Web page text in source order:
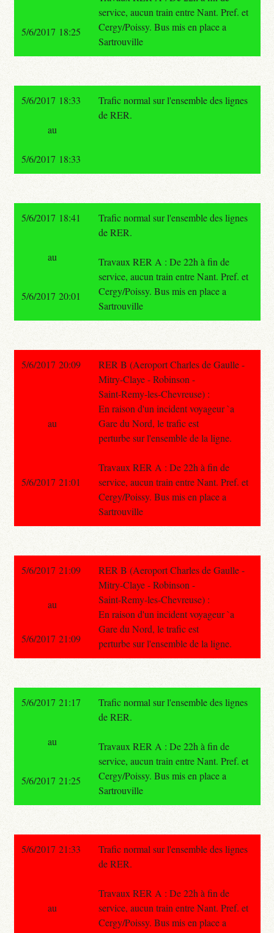
service, aucun train entre Nant. Pref. et
Cergy/Poissy. Bus mis en place a
Sartrouville
5/6/2017 18:25
5/6/2017 18:33
Trafic normal sur l'ensemble des lignes
de RER.
au
5/6/2017 18:33
5/6/2017 18:41
Trafic normal sur l'ensemble des lignes
de RER.
Travaux RER A : De 22h à fin de
service, aucun train entre Nant. Pref. et
Cergy/Poissy. Bus mis en place a
Sartrouville
au
5/6/2017 20:01
5/6/2017 20:09
RER B (Aeroport Charles de Gaulle -
Mitry-Claye - Robinson -
Saint-Remy-les-Chevreuse) :
En raison d'un incident voyageur `a
Gare du Nord, le trafic est
perturbe sur l'ensemble de la ligne.
Travaux RER A : De 22h à fin de
service, aucun train entre Nant. Pref. et
Cergy/Poissy. Bus mis en place a
Sartrouville
au
5/6/2017 21:01
5/6/2017 21:09
RER B (Aeroport Charles de Gaulle -
Mitry-Claye - Robinson -
Saint-Remy-les-Chevreuse) :
En raison d'un incident voyageur `a
Gare du Nord, le trafic est
perturbe sur l'ensemble de la ligne.
au
5/6/2017 21:09
5/6/2017 21:17
Trafic normal sur l'ensemble des lignes
de RER.
Travaux RER A : De 22h à fin de
service, aucun train entre Nant. Pref. et
Cergy/Poissy. Bus mis en place a
Sartrouville
au
5/6/2017 21:25
5/6/2017 21:33
Trafic normal sur l'ensemble des lignes
de RER.
Travaux RER A : De 22h à fin de
service, aucun train entre Nant. Pref. et
Cergy/Poissy. Bus mis en place a
au